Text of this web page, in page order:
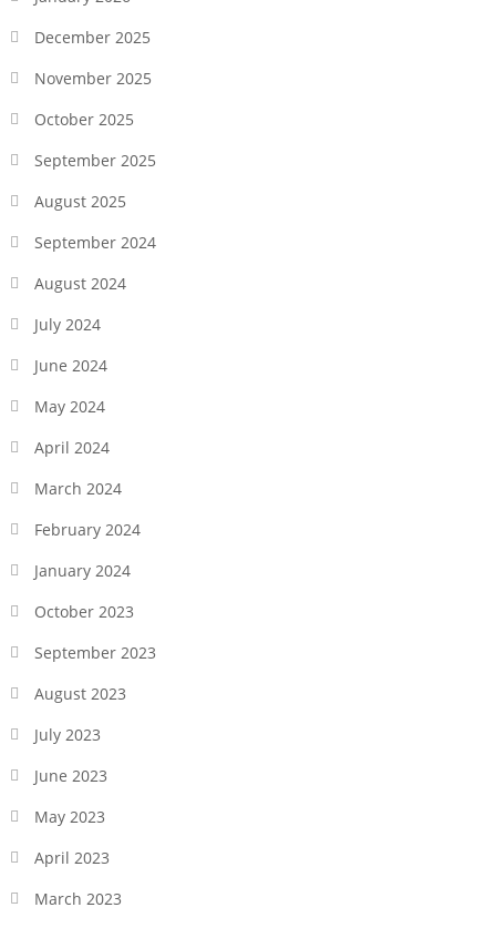
December 2025
November 2025
October 2025
September 2025
August 2025
September 2024
August 2024
July 2024
June 2024
May 2024
April 2024
March 2024
February 2024
January 2024
October 2023
September 2023
August 2023
July 2023
June 2023
May 2023
April 2023
March 2023